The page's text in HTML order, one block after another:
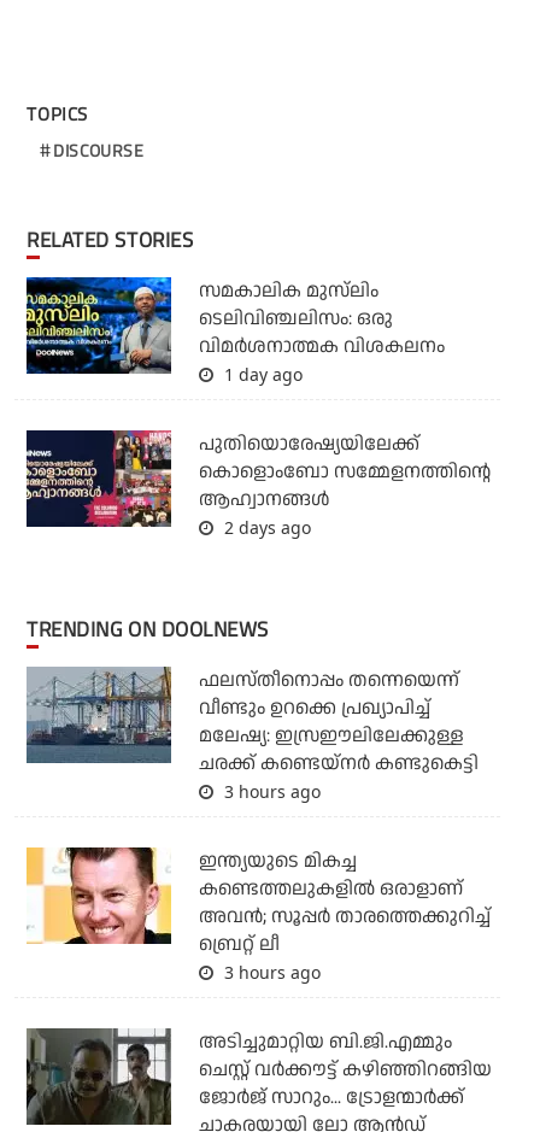
TOPICS
DISCOURSE
RELATED STORIES
സമകാലിക മുസ്‌ലിം
ടെലിവിഞ്ചലിസം: ഒരു
വിമര്‍ശനാത്മക വിശകലനം
1 day ago
പുതിയൊരേഷ്യയിലേക്ക്
കൊളൊംബോ സമ്മേളനത്തിന്റെ
ആഹ്വാനങ്ങള്‍
2 days ago
TRENDING ON DOOLNEWS
ഫലസ്തീനൊപ്പം തന്നെയെന്ന്
വീണ്ടും ഉറക്കെ പ്രഖ്യാപിച്ച്
മലേഷ്യ: ഇസ്രഈലിലേക്കുള്ള
ചരക്ക് കണ്ടെയ്‌നര്‍ കണ്ടുകെട്ടി
3 hours ago
ഇന്ത്യയുടെ മികച്ച
കണ്ടെത്തലുകളില്‍ ഒരാളാണ്
അവന്‍; സൂപ്പര്‍ താരത്തെക്കുറിച്ച്
ബ്രെറ്റ് ലീ
3 hours ago
അടിച്ചുമാറ്റിയ ബി.ജി.എമ്മും
ചെസ്റ്റ് വര്‍ക്കൗട്ട് കഴിഞ്ഞിറങ്ങിയ
ജോര്‍ജ് സാറും... ട്രോളന്മാര്‍ക്ക്
ചാകരയായി ലോ ആന്‍ഡ്